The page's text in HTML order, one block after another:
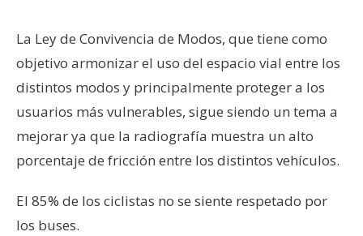
La Ley de Convivencia de Modos, que tiene como
objetivo armonizar el uso del espacio vial entre los
distintos modos y principalmente proteger a los
usuarios más vulnerables, sigue siendo un tema a
mejorar ya que la radiografía muestra un alto
porcentaje de fricción entre los distintos vehículos.
El 85% de los ciclistas no se siente respetado por
los buses.